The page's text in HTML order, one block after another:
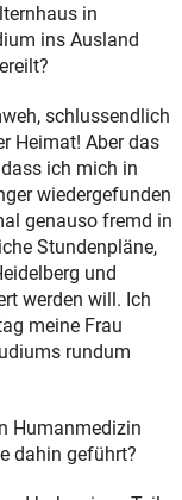
in
ins Ausland
schlussendlich
Heimat! Aber das
ich mich in
wiedergefunden
genauso fremd in
Stundenpläne,
und
werden will. Ich
meine Frau
rundum
Humanmedizin
dahin geführt?